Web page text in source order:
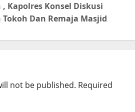
Kapolres Konsel Diskusi
Dan Remaja Masjid
not be published. Required